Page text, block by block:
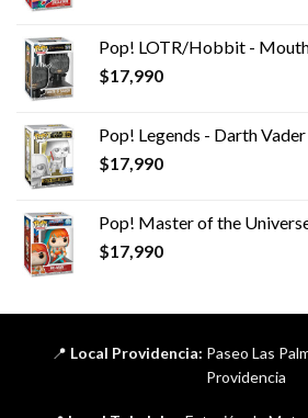
Pop! LOTR/Hobbit -
$17,990
Pop! Legends - Darth
$17,990
Pop! Master of the
$17,990
📍 Local Providencia: Paseo Las
Providencia